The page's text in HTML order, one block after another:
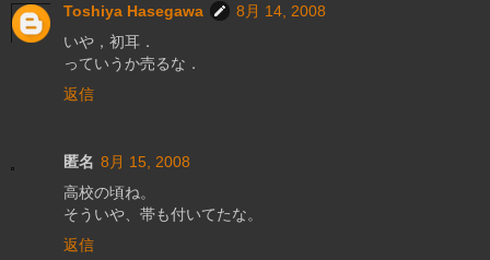
Toshiya Hasegawa
8月 14, 2008
いや，初耳．
っていうか売るな．
返信
匿名 8月 15, 2008
高校の頃ね。
そういや、帯も付いてたな。
返信